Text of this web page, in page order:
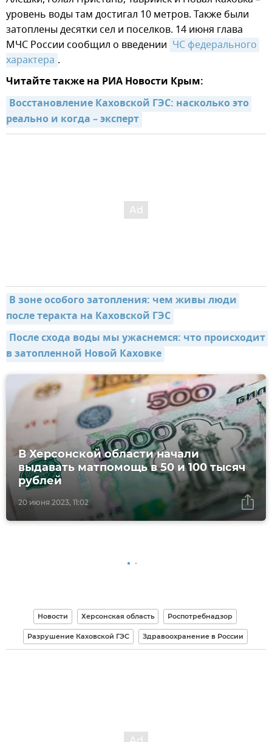
уровень воды там достигал 10 метров. Также были
затоплены десятки сел и поселков. 14 июня глава
МЧС России сообщил о введении ЧС федерального
характера .
Читайте также на РИА Новости Крым:
Восстановление Каховской ГЭС: насколько это
реально и когда – эксперт
В зоне особого затопления: чем живы люди
после теракта на Каховской ГЭС
После схода воды мы ужаснемся: что происходит
в затопленной Новой Каховке
20 июня 2023, 11:02
В Херсонской области начали
выдавать матпомощь в 50 и 100 тысяч
рублей
Новости Херсонская область Роспотребнадзор
Разрушение Каховской ГЭС Здравоохранение в России